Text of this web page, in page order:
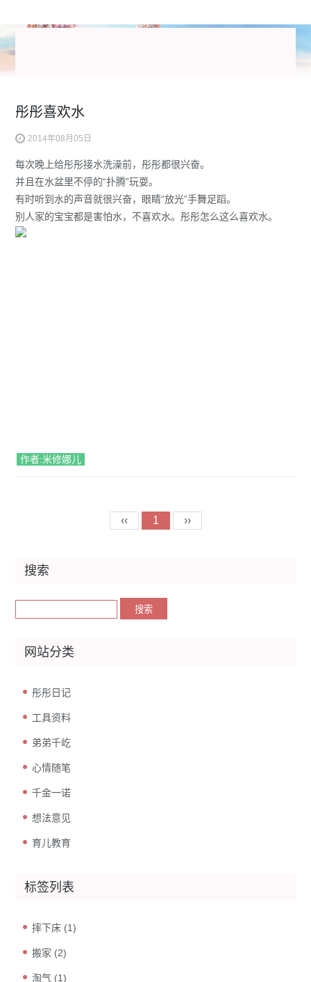
彤彤喜欢水
2014年08月05日
每次晚上给彤彤接水洗澡前，彤彤都很兴奋。
并且在水盆里不停的“扑腾”玩耍。
有时听到水的声音就很兴奋，眼睛“放光”手舞足蹈。
别人家的宝宝都是害怕水，不喜欢水。彤彤怎么这么喜欢水。
作者:米修娜儿
‹‹ 1 ››
搜索
网站分类
彤彤日记
工具资料
弟弟千屹
心情随笔
千金一诺
想法意见
育儿教育
标签列表
摔下床 (1)
搬家 (2)
淘气 (1)